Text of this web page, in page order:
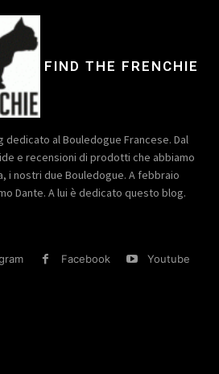
FIND THE FRENCHIE
dedicato al Bouledogue Francese. Dal
e recensioni di prodotti che abbiamo
i nostri due Bouledogue. A febbraio
Dante. A lui è dedicato questo blog.
Facebook Youtube